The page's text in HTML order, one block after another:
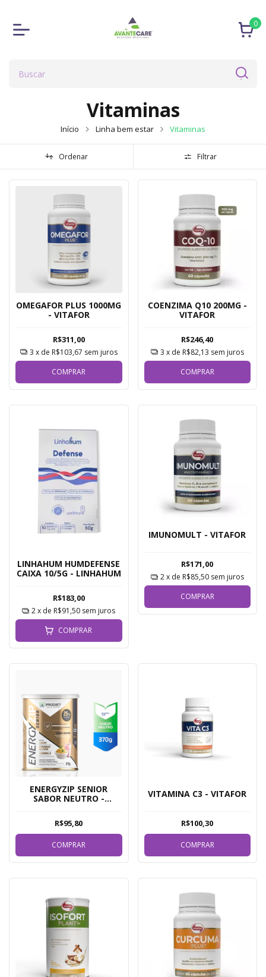
0
Vitaminas
Início Linha bem estar Vitaminas
Ordenar Filtrar
OMEGAFOR PLUS 1000MG
- VITAFOR
R$311,00
3 x de R$103,67 sem juros
COMPRAR
COENZIMA Q10 200MG -
VITAFOR
R$246,40
3 x de R$82,13 sem juros
COMPRAR
LINHAHUM HUMDEFENSE
CAIXA 10/5G - LINHAHUM
R$183,00
2x de R$91,50 sem juros
COMPRAR
IMUNOMULT - VITAFOR
R$171,00
2x de R$85,50 sem juros
COMPRAR
ENERGYZIP SENIOR
SABOR NEUTRO -
R$95,80
COMPRAR
VITAMINA C3 - VITAFOR
R$100,30
COMPRAR